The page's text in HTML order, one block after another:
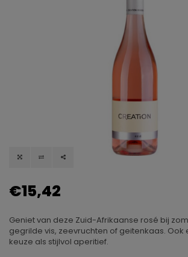
€15,42
Geniet van deze Zuid-Afrikaanse rosé bij
gegrilde vis, zeevruchten of geitenkaas. Ook
keuze als stijlvol aperitief.